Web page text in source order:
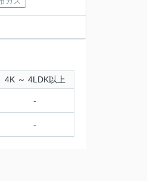
4K ～ 4LDK以上
-
-